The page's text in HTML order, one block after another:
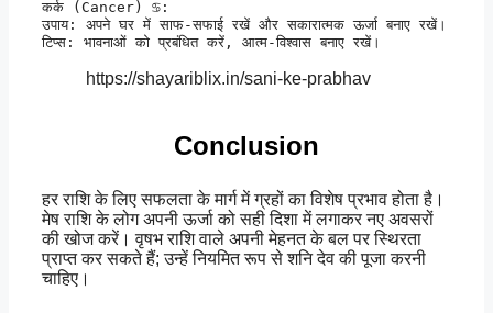
कर्क (Cancer) ♋:
उपाय: अपने घर में साफ-सफाई रखें और सकारात्मक ऊर्जा बनाए रखें।
टिप्स: भावनाओं को प्रबंधित करें, आत्म-विश्वास बनाए रखें।
https://shayariblix.in/sani-ke-prabhav
Conclusion
हर राशि के लिए सफलता के मार्ग में ग्रहों का विशेष प्रभाव होता है।
मेष राशि के लोग अपनी ऊर्जा को सही दिशा में लगाकर नए अवसरों
की खोज करें। वृषभ राशि वाले अपनी मेहनत के बल पर स्थिरता
प्राप्त कर सकते हैं; उन्हें नियमित रूप से शनि देव की पूजा करनी
चाहिए।